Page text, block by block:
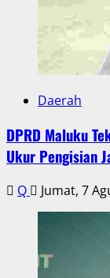
Daerah
DPRD Maluku
Ukur Pengisian
Q Jumat, 7